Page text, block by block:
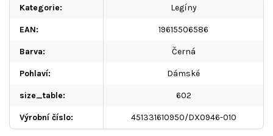
Kategorie: Legíny
EAN: 19615506586
Barva: Černá
Pohlaví: Dámské
size_table: 602
Výrobní číslo: 451331610950/DX0946-010